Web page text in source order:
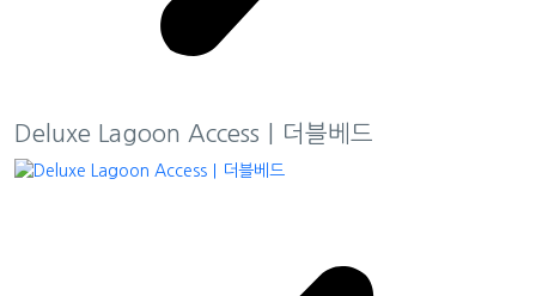
Deluxe Lagoon Access｜더블베드